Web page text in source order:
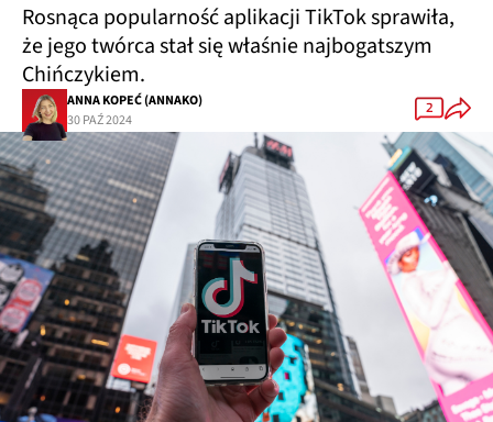
Rosnąca popularność aplikacji TikTok sprawiła,
że jego twórca stał się właśnie najbogatszym
Chińczykiem.
ANNA KOPEĆ (ANNAKO)
30 PAŹ 2024
2